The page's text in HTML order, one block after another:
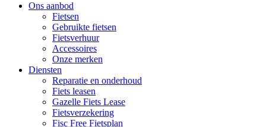
Ons aanbod
Fietsen
Gebruikte fietsen
Fietsverhuur
Accessoires
Onze merken
Diensten
Reparatie en onderhoud
Fiets leasen
Gazelle Fiets Lease
Fietsverzekering
Fisc Free Fietsplan